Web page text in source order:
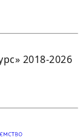
2018-2026